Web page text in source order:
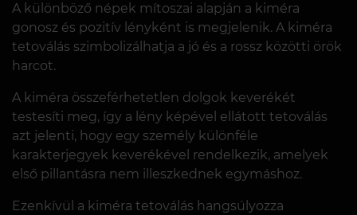
A különböző népek mítoszai alapján a kiméra
gonosz és pozitív lényként is megjelenik. A kiméra
tetoválás szimbolizálhatja a jó és a rossz közötti örök
harcot.
A kiméra összeférhetetlen dolgok keverékét
testesíti meg, így a lény képével ellátott tetoválás
azt jelenti, hogy egy személy különféle
karakterjegyek keverékével rendelkezik, amelyek
első pillantásra nem illeszkednek egymáshoz.
Ezenkívül a kiméra tetoválás hangsúlyozza